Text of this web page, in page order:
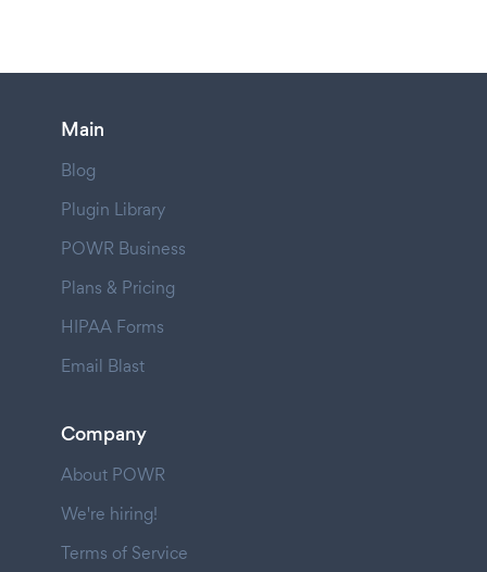
Main
Blog
Plugin Library
POWR Business
Plans & Pricing
HIPAA Forms
Email Blast
Company
About POWR
We're hiring!
Terms of Service